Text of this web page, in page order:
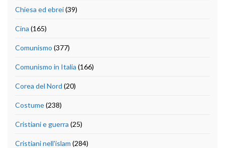
Chiesa ed ebrei(39)
Cina (165)
Comunismo (377)
Comunismo in Italia (166)
Corea del Nord (20)
Costume(238)
Cristiani e guerra (25)
Cristiani nell'islam (284)